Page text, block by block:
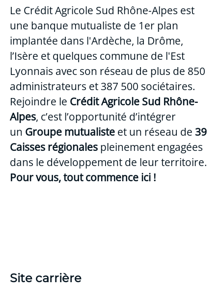
Le Crédit Agricole Sud Rhône-Alpes est
une banque mutualiste de 1er plan
implantée dans l'Ardèche, la Drôme,
l’Isère et quelques commune de l'Est
Lyonnais avec son réseau de plus de 850
administrateurs et 387 500 sociétaires.
Rejoindre le Crédit Agricole Sud Rhône-
Alpes, c’est l’opportunité d’intégrer
un Groupe mutualiste et un réseau de 39
Caisses régionales pleinement engagées
dans le développement de leur territoire.
Pour vous, tout commence ici !
Site carrière